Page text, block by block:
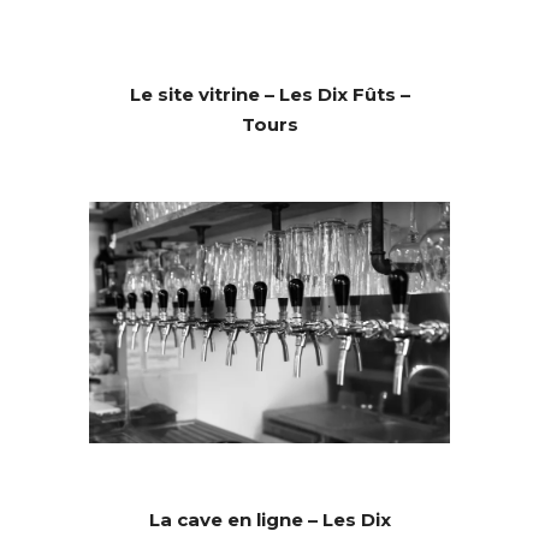
Le site vitrine – Les Dix Fûts –
Tours
La cave en ligne – Les Dix